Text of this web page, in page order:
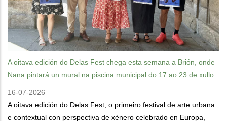
A oitava edición do Delas Fest chega esta semana a Brión, onde
Nana pintará un mural na piscina municipal do 17 ao 23 de xullo
16-07-2026
A oitava edición do Delas Fest, o primeiro festival de arte urbana
e contextual con perspectiva de xénero celebrado en Europa,